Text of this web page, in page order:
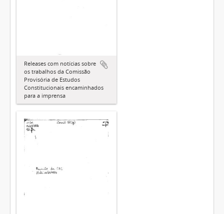
Releases com notícias sobre
os trabalhos da Comissão
Provisória de Estudos
Constitucionais encaminhados
para a imprensa